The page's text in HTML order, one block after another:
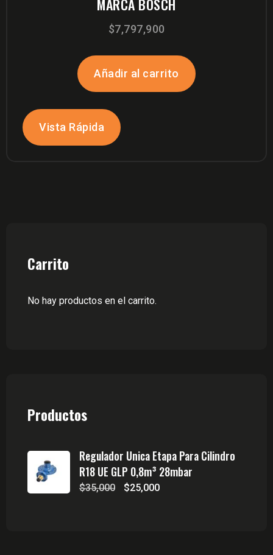
MARCA BOSCH
$7,797,900
Añadir al carrito
Vista Rápida
Carrito
No hay productos en el carrito.
Productos
Regulador Unica Etapa Para Cilindro
R18 UE GLP 0,8m³ 28mbar
$35,000
El
$25,000El